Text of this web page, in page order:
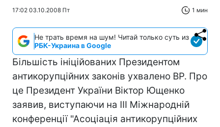
17:02 03.10.2008 Пт 1 мин
Не трать время на шум! Читай только суть из
РБК-Украина в Google
Більшість ініційованих Президентом
антикорупційних законів ухвалено ВР. Про
це Президент України Віктор Ющенко
заявив, виступаючи на ІІІ Міжнародній
конференції "Асоціація антикорупційних